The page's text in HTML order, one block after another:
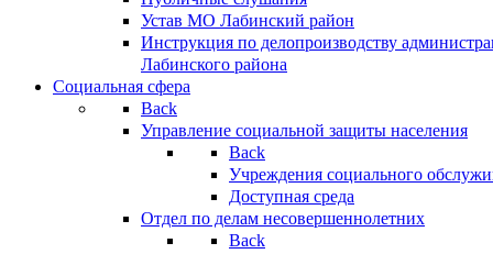
Устав МО Лабинский район
Инструкция по делопроизводству
Лабинского района
Социальная сфера
Back
Управление социальной защиты населения
Back
Учреждения социального
Доступная среда
Отдел по делам несовершеннолетних
Back